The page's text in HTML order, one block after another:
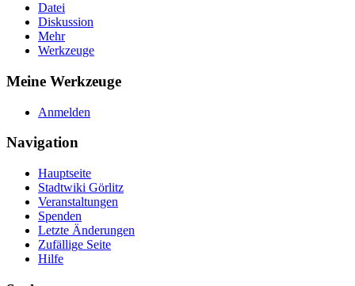
Datei
Diskussion
Mehr
Werkzeuge
Meine Werkzeuge
Anmelden
Navigation
Hauptseite
Stadtwiki Görlitz
Veranstaltungen
Spenden
Letzte Änderungen
Zufällige Seite
Hilfe